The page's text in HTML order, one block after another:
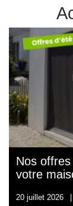
Nos
votre
20 juillet 2026